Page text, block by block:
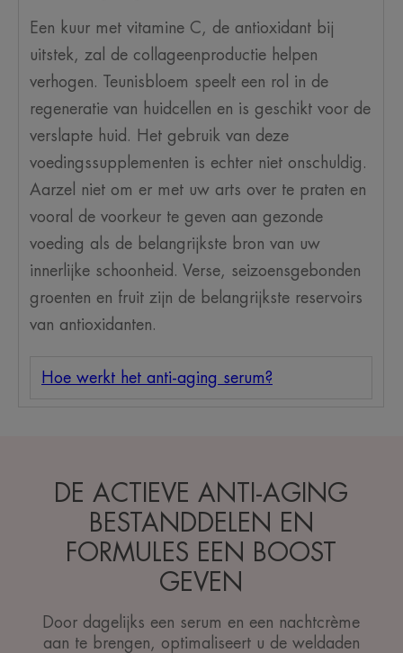
Een kuur met vitamine C, de antioxidant bij
uitstek, zal de collageenproductie helpen
verhogen. Teunisbloem speelt een rol in de
regeneratie van huidcellen en is geschikt voor de
verslapte huid. Het gebruik van deze
voedingssupplementen is echter niet onschuldig.
Aarzel niet om er met uw arts over te praten en
vooral de voorkeur te geven aan gezonde
voeding als de belangrijkste bron van uw
innerlijke schoonheid. Verse, seizoensgebonden
groenten en fruit zijn de belangrijkste reservoirs
van antioxidanten.
Hoe werkt het anti-aging serum?
DE ACTIEVE ANTI-AGING
BESTANDDELEN EN
FORMULES EEN BOOST
GEVEN
Door dagelijks een serum en een nachtcrème
aan te brengen, optimaliseert u de weldaden